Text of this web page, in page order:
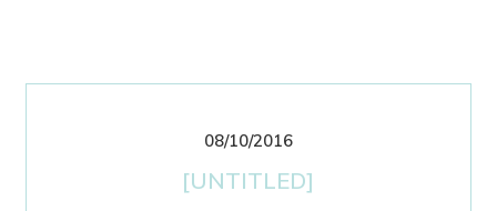
08/10/2016
[UNTITLED]